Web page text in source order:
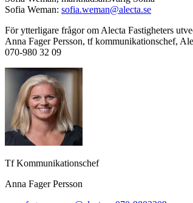
Sofia Weman: sofia.weman@alecta.se
För ytterligare frågor om Alecta Fastigheters
Anna Fager Persson, tf kommunikationschef,
070‑980 32 09
Tf Kommunikationschef
Anna Fager Persson